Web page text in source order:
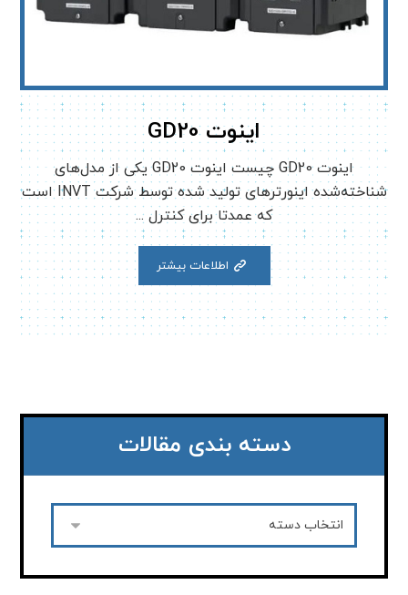
اینوت GD20
اینوت GD20 چیست اینوت GD20 یکی از مدل‌های
شناخته‌شده اینورترهای تولید شده توسط شرکت INVT است
که عمدتا برای کنترل ...
اطلاعات بیشتر
دسته بندی مقالات